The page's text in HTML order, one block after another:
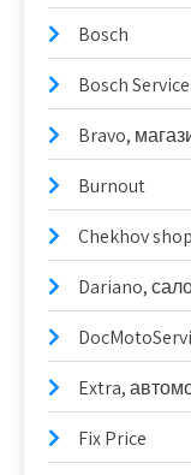
Bosch
Bosch Service
Bravo,
Burnout
Chekhov shop
Dariano,
Extra,
Fix Price